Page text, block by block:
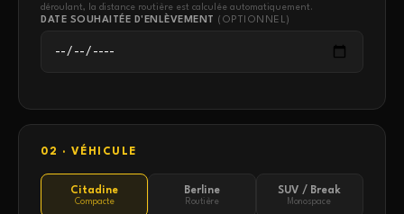
déroulant, la distance routière est calculée automatiquement.
DATE SOUHAITÉE D'ENLÈVEMENT (OPTIONNEL)
02 · VÉHICULE
Citadine
Compacte
Berline
Routière
SUV / Break
Monospace